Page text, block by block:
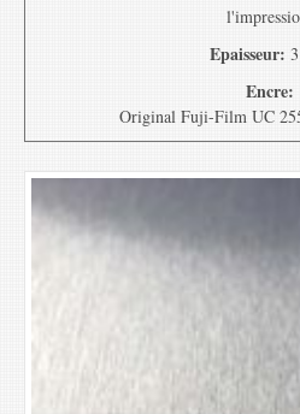
Epaisseur:
Encre:
Original Fuji-Film UC